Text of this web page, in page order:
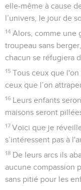
elle-même à cause
l’univers, le jour de
14 Alors, comme une
troupeau sans
chacun se réfugiera
15 Tous ceux que
ceux que l’on
16 Leurs enfants
maisons seront
17 Voici que je
s’intéressent pas à
18 De leurs arcs ils
aucune compassion
sans pitié pour les